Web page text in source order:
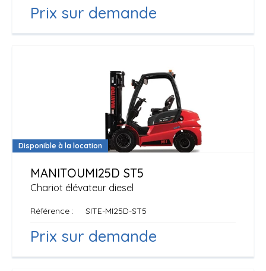
Prix sur demande
Disponible à la location
Chariot élévateur diesel
MANITOUMI25D ST5
Référence SITE-MI25D-ST5
Prix sur demande